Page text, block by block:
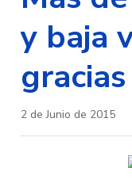
y baja
2 de Junio de 2015